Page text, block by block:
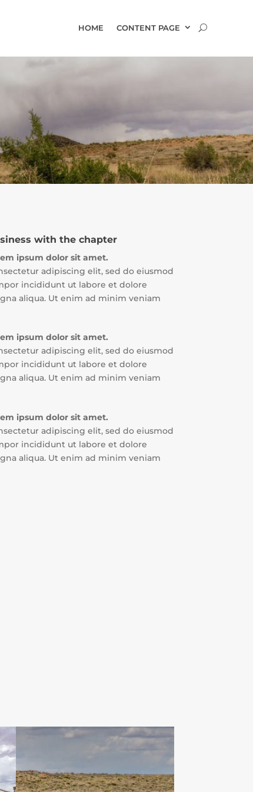
HOME CONTENT PAGE
with the chapter
ipsum dolor sit amet.
adipiscing elit, sed do eiusmod
incididunt ut labore et dolore
aliqua. Ut enim ad minim veniam
ipsum dolor sit amet.
adipiscing elit, sed do eiusmod
incididunt ut labore et dolore
aliqua. Ut enim ad minim veniam
ipsum dolor sit amet.
adipiscing elit, sed do eiusmod
incididunt ut labore et dolore
aliqua. Ut enim ad minim veniam